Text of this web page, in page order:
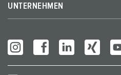
UNTERNEHMEN